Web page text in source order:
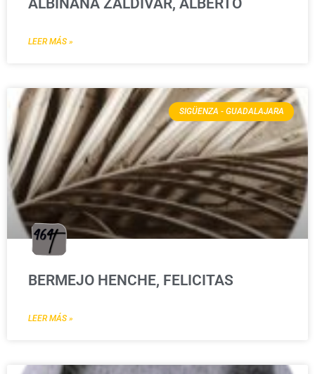
ALBIÑANA ZALDÍVAR, ALBERTO
LEER MÁS »
SIGÜENZA - GUADALAJARA
BERMEJO HENCHE, FELICITAS
LEER MÁS »